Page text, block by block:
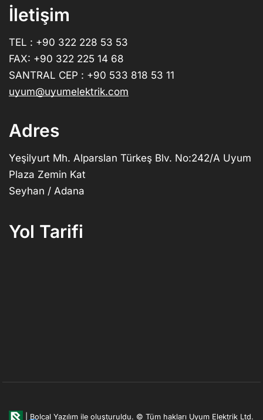
İletişim
TEL : +90 322 228 53 53
FAX: +90 322 225 14 68
SANTRAL CEP : +90 533 818 53 11
uyum@uyumelektrik.com
Adres
Yeşilyurt Mh. Alparslan Türkeş Blv. No:242/A Uyum
Plaza Zemin Kat
Seyhan / Adana
Yol Tarifi
Bolcal Yazılım ile oluşturuldu. © Tüm hakları Uyum Elektrik Ltd.